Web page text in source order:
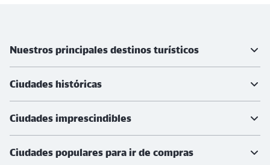
Nuestros principales destinos turísticos
Ciudades históricas
Ciudades imprescindibles
Ciudades populares para ir de compras